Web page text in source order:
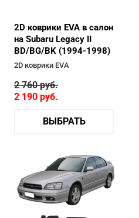
2D коврики EVA в салон
на Subaru Legacy II
BD/BG/BK (1994-1998)
2D коврики EVA
2 760руб.
2 190 руб.
ВЫБРАТЬ